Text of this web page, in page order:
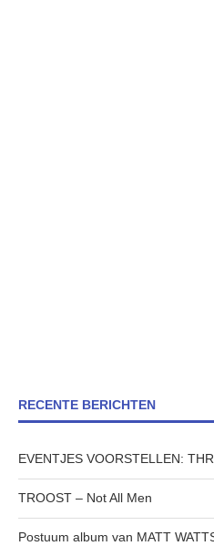
RECENTE BERICHTEN
EVENTJES VOORSTELLEN:
TROOST – Not All Men
Postuum album van MATT